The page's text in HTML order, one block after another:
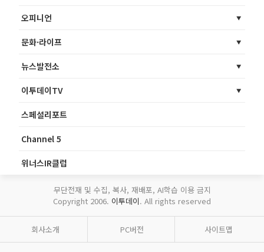
오피니언
문화·라이프
뉴스발전소
이투데이TV
스페셜리포트
Channel 5
위너스IR클럽
무단전재 및 수집, 복사, 재배포, AI학습 이용 금지
Copyright 2006. 이투데이. All rights reserved
회사소개 PC버전 사이트맵